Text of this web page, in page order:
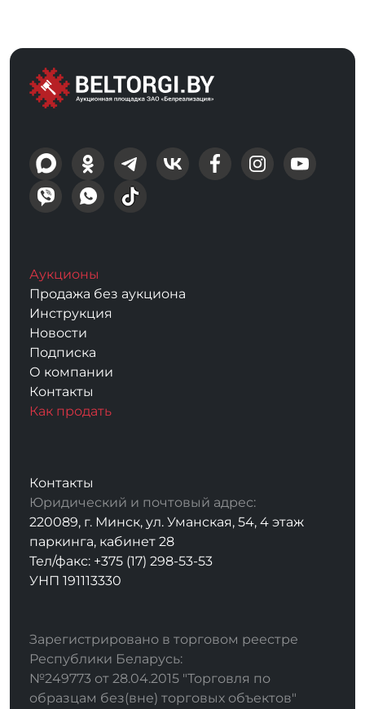
Аукционы
Продажа без аукциона
Инструкция
Новости
Подписка
О компании
Контакты
Как продать
Контакты
Юридический и почтовый адрес:
220089, г. Минск, ул. Уманская, 54, 4 этаж
паркинга, кабинет 28
Тел/факс: +375 (17) 298-53-53
УНП 191113330
Зарегистрировано в торговом реестре
Республики Беларусь:
№249773 от 28.04.2015 "Торговля по
образцам без(вне) торговых объектов"